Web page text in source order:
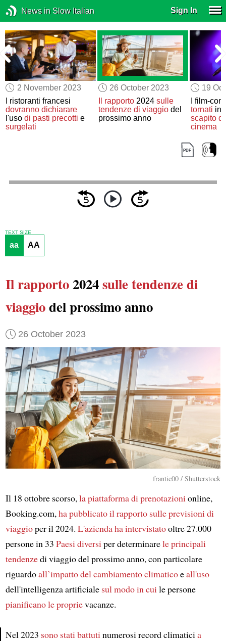
News in Slow Italian Sign In
2 November 2023
I ristoranti francesi
dovranno dichiarare
l'usodi pasti precotti e
surgelati
26 October 2023
Il rapporto2024 sulle
tendenze di viaggiodel
prossimo anno
19
I film-
tornati in
scapito
cinema
TEXT SIZE
aa AA
Il rapporto2024sulle tendenze di
viaggiodel prossimo anno
26 October 2023
frantic00 / Shutterstock
Il 18 ottobre scorso, la piattaforma di prenotazioni online,
Booking.com, ha pubblicato il rapporto sulle previsioni di
viaggioper il 2024. L'azienda ha intervistatooltre 27.000
persone in 33 Paesi diversi per determinarele principali
tendenzedi viaggio del prossimo anno, con particolare
riguardoall’impatto del cambiamento climaticoeall'uso
dell'intelligenza artificiale sul modo in cui le persone
pianificanole proprievacanze.
Nel 2023 sono stati battuti numerosi record climatici a